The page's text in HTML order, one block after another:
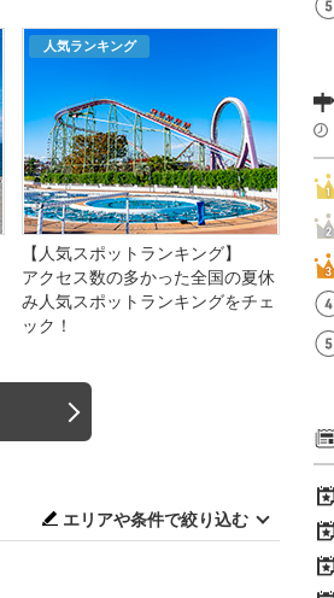
人気ランキング
【人気スポットランキング】
アクセス数の多かった全国の夏休
み人気スポットランキングをチェ
ック！
エリアや条件で絞り込む